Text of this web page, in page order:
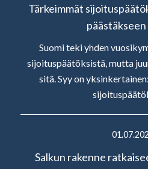
Tärkeimmät
Suomi teki yhden
sijoituspäätöksistä, mutta
sitä. Syy on
Salkun rakenne